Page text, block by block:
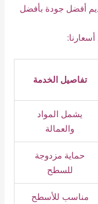
أفضل جودة بأفضل
تفاصيل الخدمة
يشمل المواد
والعمالة
حماية مزدوجة
للسطح
مناسب للأسطح